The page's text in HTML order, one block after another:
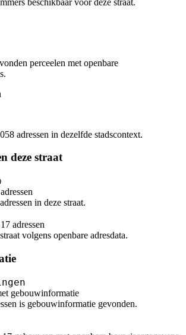
perceelen met openbare
adressen in dezelfde stadscontext.
deze straat
in deze straat.
adressen
volgens openbare adresdata.
gebouwinformatie
is gebouwinformatie gevonden.